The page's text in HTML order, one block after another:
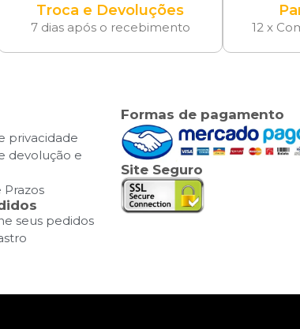
Troca e Devoluções
7 dias após o recebimento 12 x
privacidade
devolução e
Prazos
seus pedidos
Formas de pagamento
Site Seguro